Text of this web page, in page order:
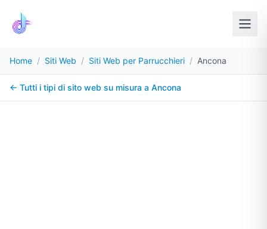
Home / Siti Web / Siti Web per Parrucchieri / Ancona
← Tutti i tipi di sito web su misura a Ancona